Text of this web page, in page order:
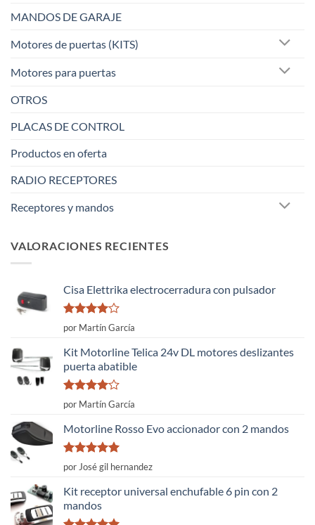
MANDOS DE GARAJE
Motores de puertas (KITS)
Motores para puertas
OTROS
PLACAS DE CONTROL
Productos en oferta
RADIO RECEPTORES
Receptores y mandos
VALORACIONES RECIENTES
Cisa Elettrika electrocerradura con pulsador
Valorado
con
5
por Martín García
Kit Motorline Telica 24v DL motores deslizantes
puerta abatible
Valorado
con
5
por Martín García
Motorline Rosso Evo accionador con 2 mandos
Valorado
con
de 5
por José gil hernandez
Kit receptor universal enchufable 6 pin con 2
mandos